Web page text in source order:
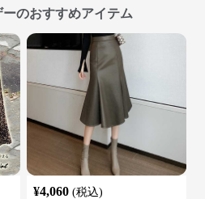
のおすすめアイテム
¥4,060 (税込)